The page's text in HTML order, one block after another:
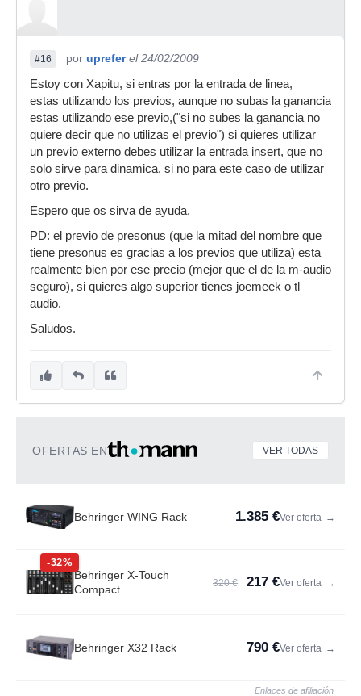
#16 por uprefer el 24/02/2009
Estoy con Xapitu, si entras por la entrada de linea,
estas utilizando los previos, aunque no subas la ganancia
estas utilizando ese previo,("si no subes la ganancia no
quiere decir que no utilizas el previo") si quieres utilizar
un previo externo debes utilizar la entrada insert, que no
solo sirve para dinamica, si no para este caso de utilizar
otro previo.
Espero que os sirva de ayuda,
PD: el previo de presonus (que la mitad del nombre que
tiene presonus es gracias a los previos que utiliza) esta
realmente bien por ese precio (mejor que el de la m-audio
seguro), si quieres algo superior tienes joemeek o tl
audio.
Saludos.
OFERTAS EN VER TODAS
Behringer WING Rack 1.385 €Ver oferta →
-32%
Behringer X-Touch
Compact
320 € 217 €Ver oferta →
Behringer X32 Rack 790 €Ver oferta →
Enlaces de afiliación